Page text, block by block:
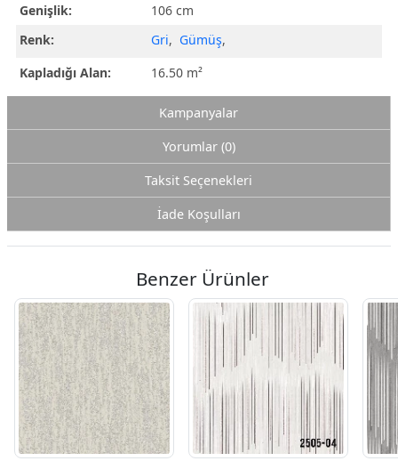
Genişlik:
106 cm
Renk:
Gri, Gümüş,
Kapladığı Alan:
16.50 m²
Kampanyalar
Yorumlar (0)
Taksit Seçenekleri
İade Koşulları
Benzer Ürünler